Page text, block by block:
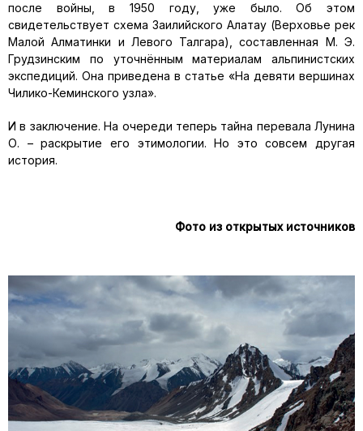
после войны, в 1950 году, уже было. Об этом
свидетельствует схема Заилийского Алатау (Верховье рек
Малой Алматинки и Левого Талгара), составленная М. Э.
Грудзинским по уточнённым материалам альпинистских
экспедиций. Она приведена в статье «На девяти вершинах
Чилико-Кеминского узла».
И в заключение. На очереди теперь тайна перевала Лунина
О. – раскрытие его этимологии. Но это совсем другая
история.
Фото из открытых источников